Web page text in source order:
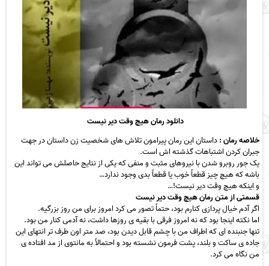
دانلود رمان هیچ وقت دیر نیست
خلاصه رمان :داستان این رمان پیرامون تلاش های شخصیت زن داستان در جهت
جبران کردن اشتباهات گذشته اش است.
یک جور روبرو شدن با نیروهای مثبت و منفی که یکی از نتایج حاصلش می تواند این
باشه که هیچ چیز قطعاً خوب یا قطعاً بدی وجود ندارد…
و اینکه هیچ وقت دیر نیست!…
قسمتی از متن رمان هیچ وقت دیر نیست
اگر آدم خیال پردازی کنارم بود، حتماً تصور می کرد امروز برای من روز بزرگیه.
اما نکته اینجا بود که نه امروز فرقی با بقیه ی روزها داشت، نه آدمی کنار من بود.
تنها جنبنده ای که اطراف من با چشم قابل دیدن بود، صد متر اون طرف تر انتهای این
جاده ی ساکت و بلند، پشت فرمون نشسته بود و احتمالاً به مانتوی از مد افتاده ی
من نگاه می کرد.